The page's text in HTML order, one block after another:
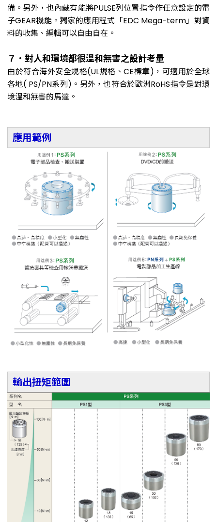
備。另外，也內藏有能將PULSE列位置指令作任意設定的電
子GEAR機能。獨家的應用程式「EDC Mega-term」對資
料的收集、編輯可以自由自在。
７．對人和環境都很溫和無害之設計考量
由於符合海外安全規格(UL規格、CE標章)，可適用於全球
各地( PS/PN系列)。另外，也符合於歐洲RoHS指令是對環
境溫和無害的馬達。
應用範例
輸出扭矩範圍